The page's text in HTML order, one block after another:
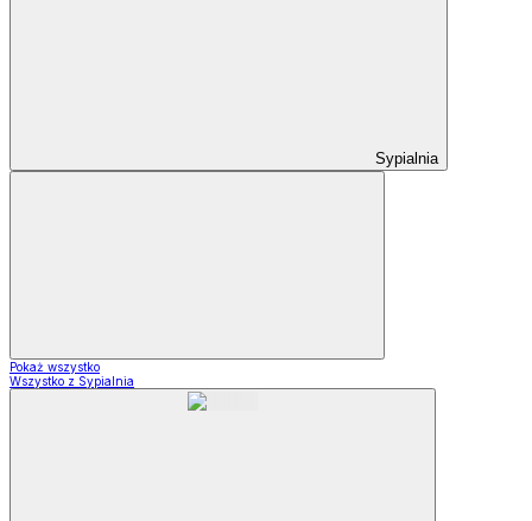
Sypialnia
Pokaż wszystko
Wszystko z Sypialnia